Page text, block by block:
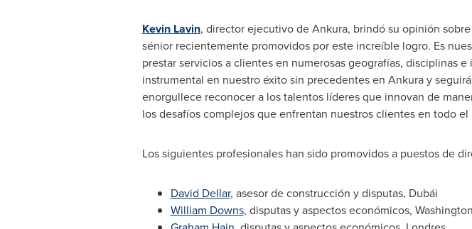
Kevin Lavin, director ejecutivo de Ankura, brindó su opinión
sénior recientemente promovidos por este increíble logro. Es
prestar servicios a clientes en numerosas geografías, disciplinas
instrumental en nuestro éxito sin precedentes en Ankura y
enorgullece reconocer a los talentos líderes que innovan de
los desafíos complejos que enfrentan nuestros clientes en todo el
Los siguientes profesionales han sido promovidos a puestos de
David Dellar, asesor de construcción y disputas, Dubái
William Downs, disputas y aspectos económicos,